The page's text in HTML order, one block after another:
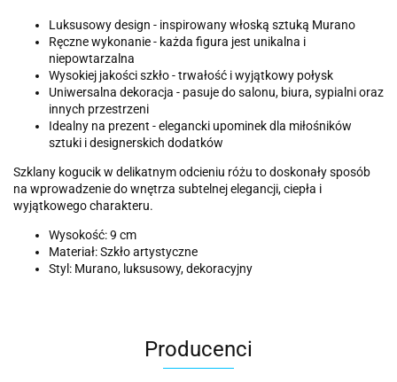
Luksusowy design - inspirowany włoską sztuką Murano
Ręczne wykonanie - każda figura jest unikalna i
niepowtarzalna
Wysokiej jakości szkło - trwałość i wyjątkowy połysk
Uniwersalna dekoracja - pasuje do salonu, biura, sypialni oraz
innych przestrzeni
Idealny na prezent - elegancki upominek dla miłośników
sztuki i designerskich dodatków
Szklany kogucik w delikatnym odcieniu różu to doskonały sposób
na wprowadzenie do wnętrza subtelnej elegancji, ciepła i
wyjątkowego charakteru.
Wysokość: 9 cm
Materiał: Szkło artystyczne
Styl: Murano, luksusowy, dekoracyjny
Producenci